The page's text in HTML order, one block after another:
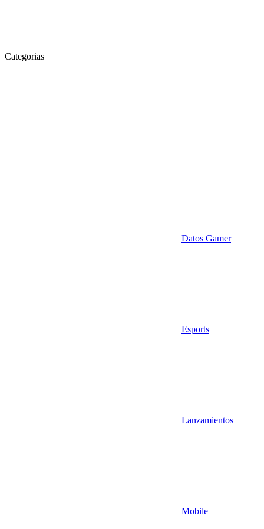
Categorias
Datos Gamer
Esports
Lanzamientos
Mobile